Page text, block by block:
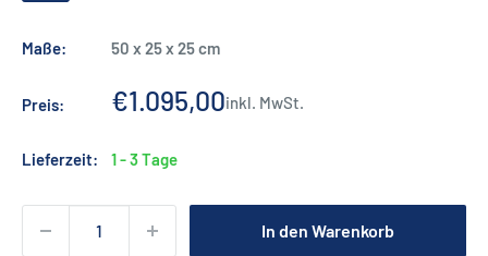
Maße: 50 x 25 x 25 cm
Preis: Sonderpreis
€1.095,00inkl. MwSt.
Lieferzeit: 1 - 3 Tage
In den Warenkorb